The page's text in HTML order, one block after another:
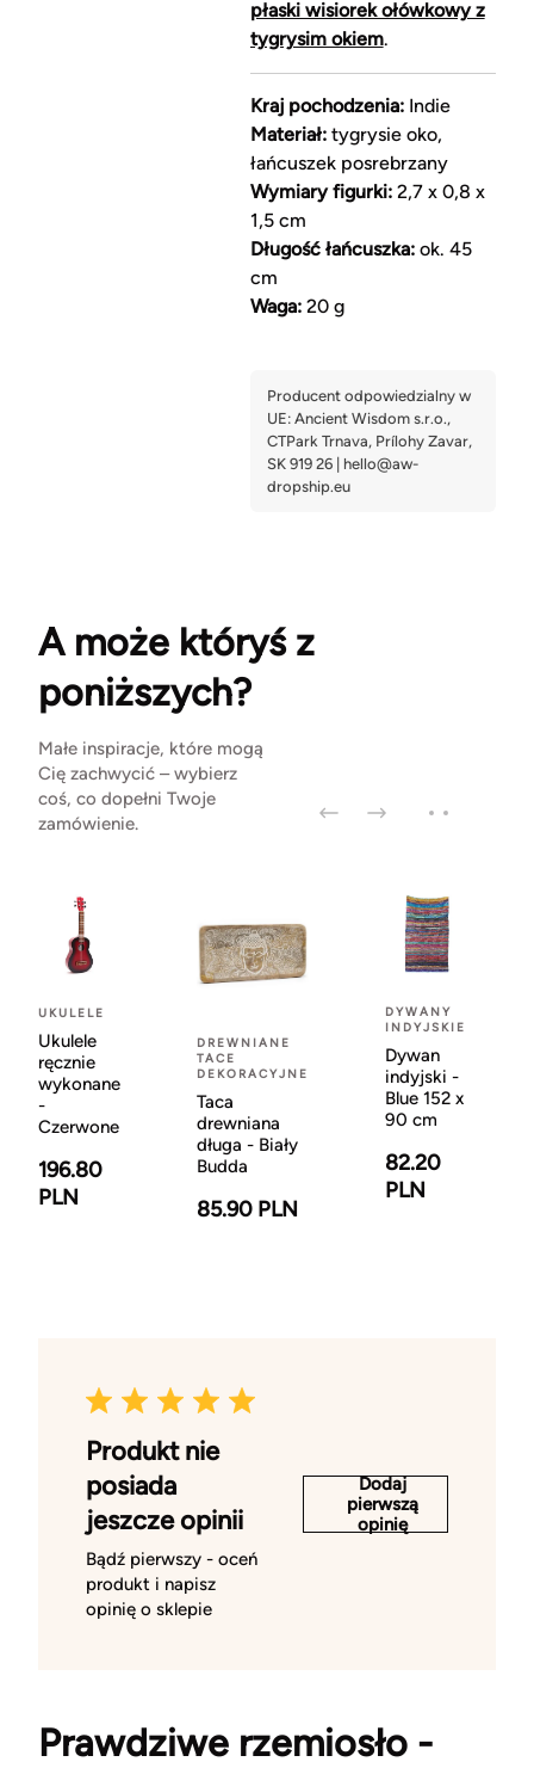
płaski wisiorek ołówkowy z
tygrysim okiem.
Kraj pochodzenia:Indie
Materiał:tygrysie oko,
łańcuszek posrebrzany
Wymiary figurki:2,7 x 0,8 x
1,5 cm
Długość łańcuszka:ok. 45
cm
Waga:20 g
A może któryś z
poniższych?
Małe inspiracje, które mogą
Cię zachwycić – wybierz
coś, co dopełni Twoje
zamówienie.
UKULELE
Ukulele
ręcznie
wykonane
-
Czerwone
196.80
PLN
DREWNIANE
TACE
DEKORACYJNE
Taca
drewniana
długa - Biały
Budda
85.90 PLN
DYWANY
INDYJSKIE
Dywan
indyjski -
Blue 152 x
90 cm
82.20
PLN
Produkt nie
posiada
jeszcze opinii
Bądź pierwszy - oceń
produkt i napisz
opinię o sklepie
Dodaj
pierwszą
opinię
Prawdziwe rzemiosło -